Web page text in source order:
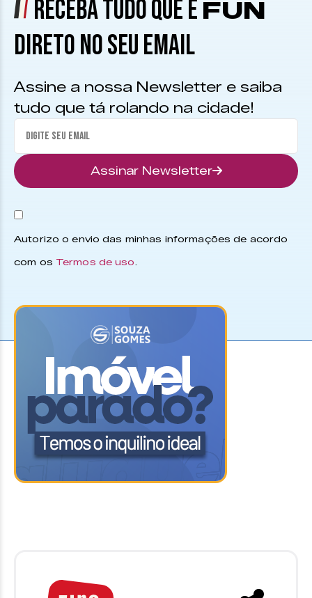
RECEBA TUDO QUE É FUN
DIRETO NO SEU EMAIL
Assine a nossa Newsletter e saiba
tudo que tá rolando na cidade!
Assinar Newsletter
Autorizo o envio das minhas informações de acordo
com os Termos de uso